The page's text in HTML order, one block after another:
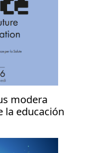
modera
la educación